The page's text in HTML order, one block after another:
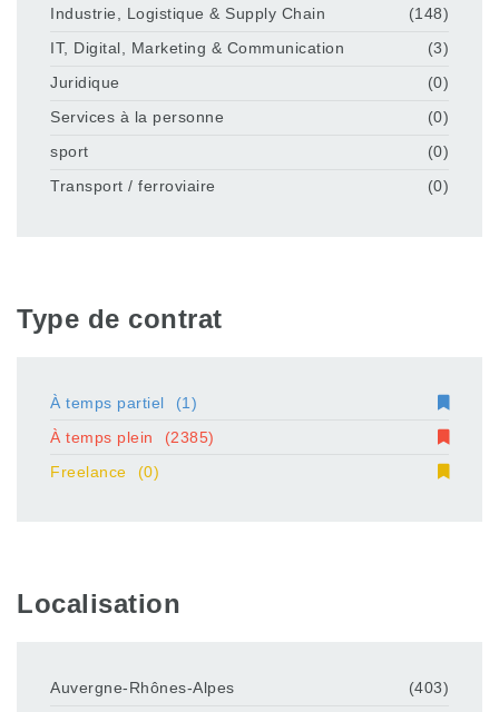
Industrie, Logistique & Supply Chain
(148)
IT, Digital, Marketing & Communication
(3)
Juridique
(0)
Services à la personne
(0)
sport
(0)
Transport / ferroviaire
(0)
Type de contrat
À temps partiel
(1)
À temps plein
(2385)
Freelance
(0)
Localisation
Auvergne-Rhônes-Alpes
(403)